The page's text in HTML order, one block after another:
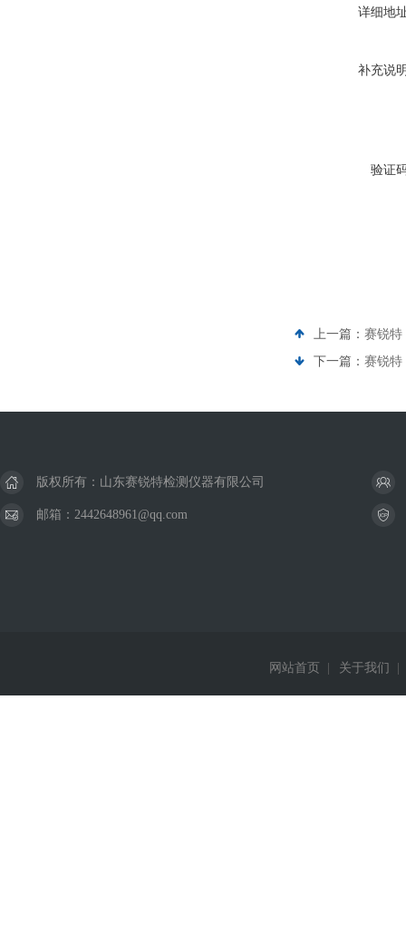
详细地
补充说
验证
上一篇： 赛锐特
下一篇： 赛锐特
版权所有：山东赛锐特检测仪器有限公司
邮箱：2442648961@qq.com
网站首页 关于我们